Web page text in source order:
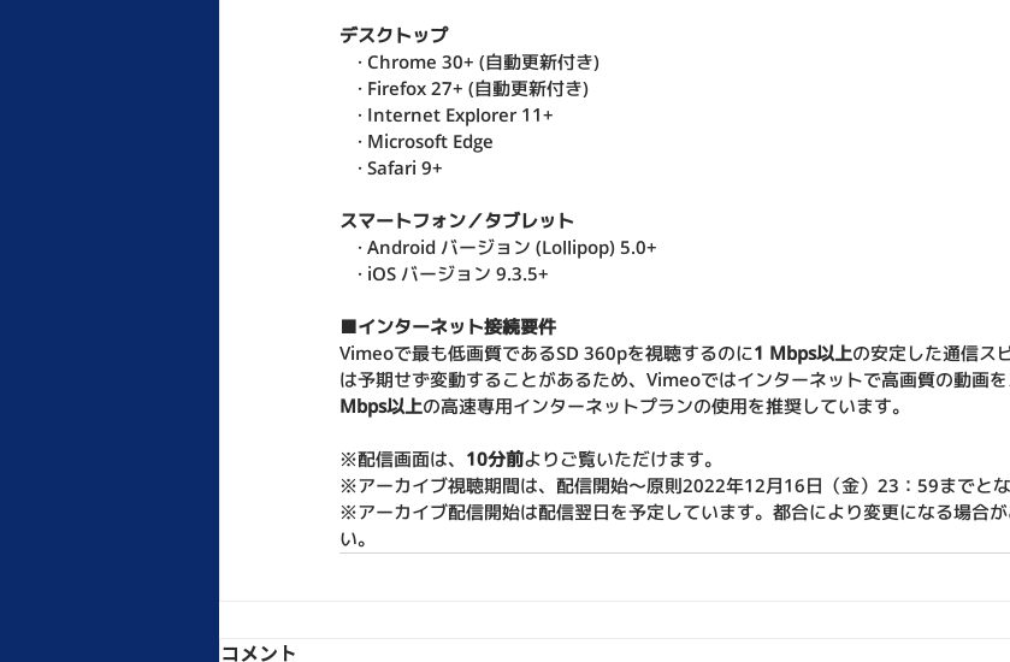
デスクトップ
· Chrome 30+ (自動更新付き)
· Firefox 27+ (自動更新付き)
· Internet Explorer 11+
· Microsoft Edge
· Safari 9+
スマートフォン／タブレット
· Android バージョン (Lollipop) 5.0+
· iOS バージョン 9.3.5+
■インターネット接続要件
Vimeoで最も低画質であるSD 360pを視聴するのに1 Mbps以上の安定した通信ス
は予期せず変動することがあるため、Vimeoではインターネットで高画質の動画
Mbps以上の高速専用インターネットプランの使用を推奨しています。
※配信画面は、 10分前よりご覧いただけます。
※アーカイブ視聴期間は、配信開始〜原則2022年12月16日（金）23：59までとな
※アーカイブ配信開始は配信翌日を予定しています。都合により変更になる場合
い。
コメント